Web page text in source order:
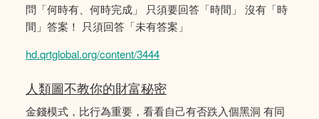
問「何時有、何時完成」 只須要回答「時間」 沒有「時
間」答案！ 只須回答「未有答案」
hd.qrtglobal.org/content/3444
人類圖不教你的財富秘密
金錢模式，比行為重要，看看自己有否跌入個黑洞 有同